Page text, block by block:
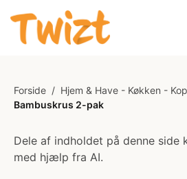
Forside / Hjem & Have - Køkken -
Bambuskrus 2-pak
Dele af indholdet på denne side
med hjælp fra AI.